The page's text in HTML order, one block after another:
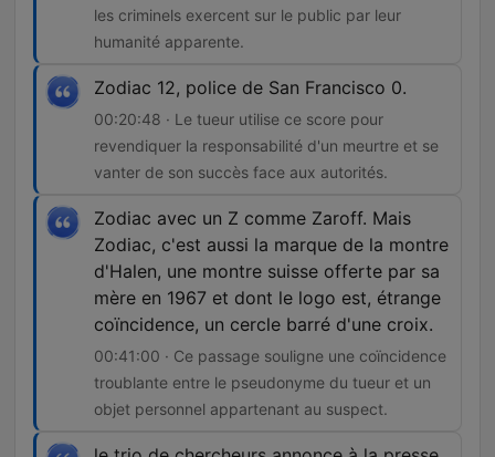
les criminels exercent sur le public par leur
humanité apparente.
Zodiac 12, police de San Francisco 0.
00:20:48 · Le tueur utilise ce score pour
revendiquer la responsabilité d'un meurtre et se
vanter de son succès face aux autorités.
Zodiac avec un Z comme Zaroff. Mais
Zodiac, c'est aussi la marque de la montre
d'Halen, une montre suisse offerte par sa
mère en 1967 et dont le logo est, étrange
coïncidence, un cercle barré d'une croix.
00:41:00 · Ce passage souligne une coïncidence
troublante entre le pseudonyme du tueur et un
objet personnel appartenant au suspect.